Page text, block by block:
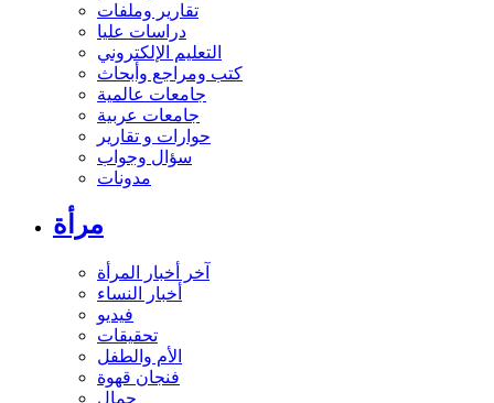
تقارير وملفات
دراسات عليا
التعليم الإلكتروني
كتب ومراجع وأبحاث
جامعات عالمية
جامعات عربية
حوارات و تقارير
سؤال وجواب
مدونات
مرأة
آخر أخبار المرأة
أخبار النساء
فيديو
تحقيقات
الأم والطفل
فنجان قهوة
جمال